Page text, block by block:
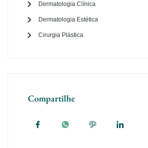
Dermatologia Clínica
Dermatologia Estética
Cirurgia Plástica
Compartilhe